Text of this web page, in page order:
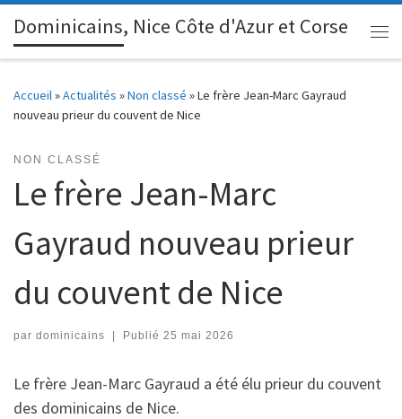
Passer au contenu
Dominicains, Nice Côte d'Azur et Corse
Accueil»Actualités »Non classé »Le frère Jean-Marc Gayraud
nouveau prieur du couvent de Nice
NON CLASSÉ
Le frère Jean-Marc
Gayraud nouveau prieur
du couvent de Nice
par dominicains Publié 25 mai 2026
Le frère Jean-Marc Gayraud a été élu prieur du couvent
des dominicains de Nice.